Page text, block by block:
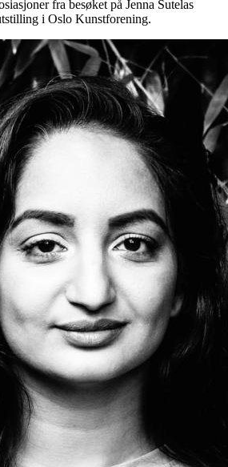
fra besøket på Jenna Sutelas
i Oslo Kunstforening.